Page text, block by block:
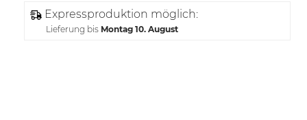
Expressproduktion möglich:
Lieferung bis Montag 10. August